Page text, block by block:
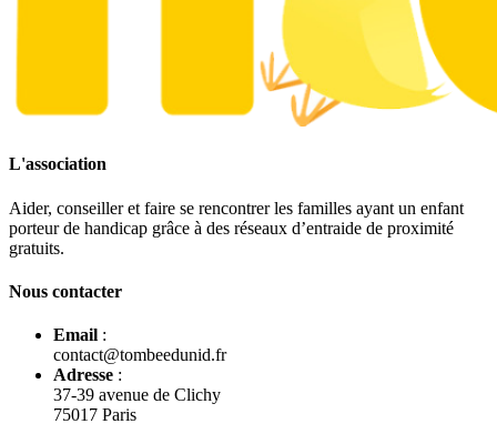
L'association
Aider, conseiller et faire se rencontrer les familles ayant un enfant
porteur de handicap grâce à des réseaux d’entraide de proximité
gratuits.
Nous contacter
Email :
contact@tombeedunid.fr
Adresse :
37-39 avenue de Clichy
75017 Paris